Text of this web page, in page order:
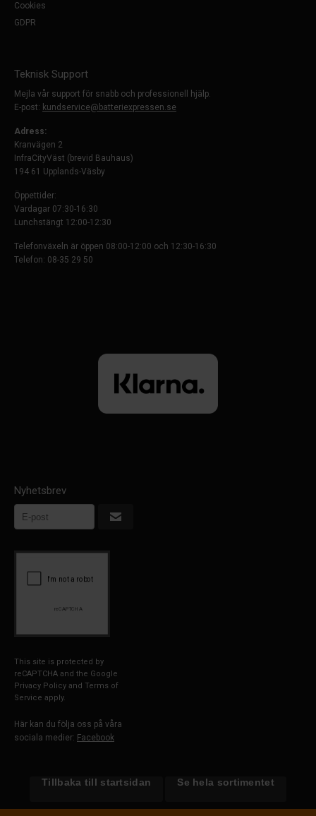
Cookies
GDPR
Teknisk Support
Mejla vår support för snabb och professionell hjälp.
E-post: kundservice@batteriexpressen.se
Adress:
Kranvägen 2
InfraCityVäst (brevid Bauhaus)
194 61 Upplands-Väsby
Öppettider:
Vardagar 07:30-16:30
Lunchstängt 12:00-12:30
Telefonväxeln är öppen 08:00-12:00 och 12:30-16:30
Telefon: 08-35 29 50
Nyhetsbrev
This site is protected by
reCAPTCHA and the Google
Privacy Policy and Terms of
Service apply.
Här kan du följa oss på våra
sociala medier: Facebook
Tillbaka till startsidan Se hela sortimentet